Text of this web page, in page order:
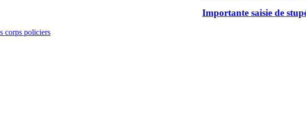
Importante saisie de
corps policiers